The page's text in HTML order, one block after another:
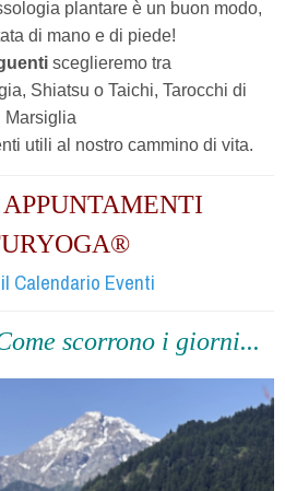
plantare è un buon modo,
di mano e di piede!
sceglieremo tra
Shiatsu o Taichi, Tarocchi di
Marsiglia
utili al nostro cammino di vita.
Calendario Eventi
scorrono i giorni...